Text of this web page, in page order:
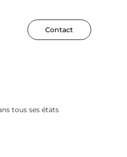
Contact
tous ses états